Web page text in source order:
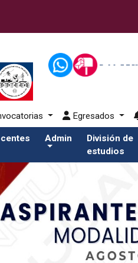
Egresados
Admin
División de
estudios